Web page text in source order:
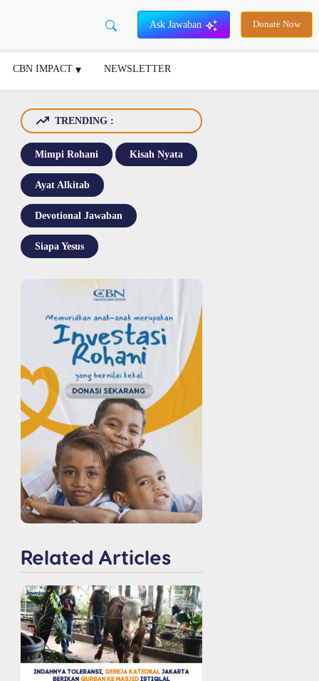
Ask Jawaban Donate Now
CBN IMPACT NEWSLETTER
TRENDING :
Mimpi Rohani Kisah Nyata
Ayat Alkitab
Devotional Jawaban
Siapa Yesus
Related Articles